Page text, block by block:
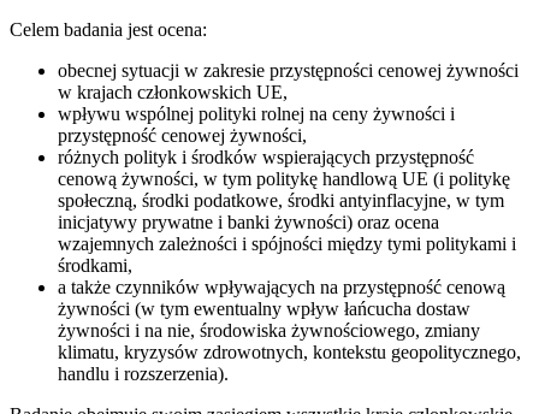
Celem badania jest ocena:
obecnej sytuacji w zakresie przystępności cenowej żywności
w krajach członkowskich UE,
wpływu wspólnej polityki rolnej na ceny żywności i
przystępność cenowej żywności,
różnych polityk i środków wspierających przystępność
cenową żywności, w tym politykę handlową UE (i politykę
społeczną, środki podatkowe, środki antyinflacyjne, w tym
inicjatywy prywatne i banki żywności) oraz ocena
wzajemnych zależności i spójności między tymi politykami i
środkami,
a także czynników wpływających na przystępność cenową
żywności (w tym ewentualny wpływ łańcucha dostaw
żywności i na nie, środowiska żywnościowego, zmiany
klimatu, kryzysów zdrowotnych, kontekstu geopolitycznego,
handlu i rozszerzenia).